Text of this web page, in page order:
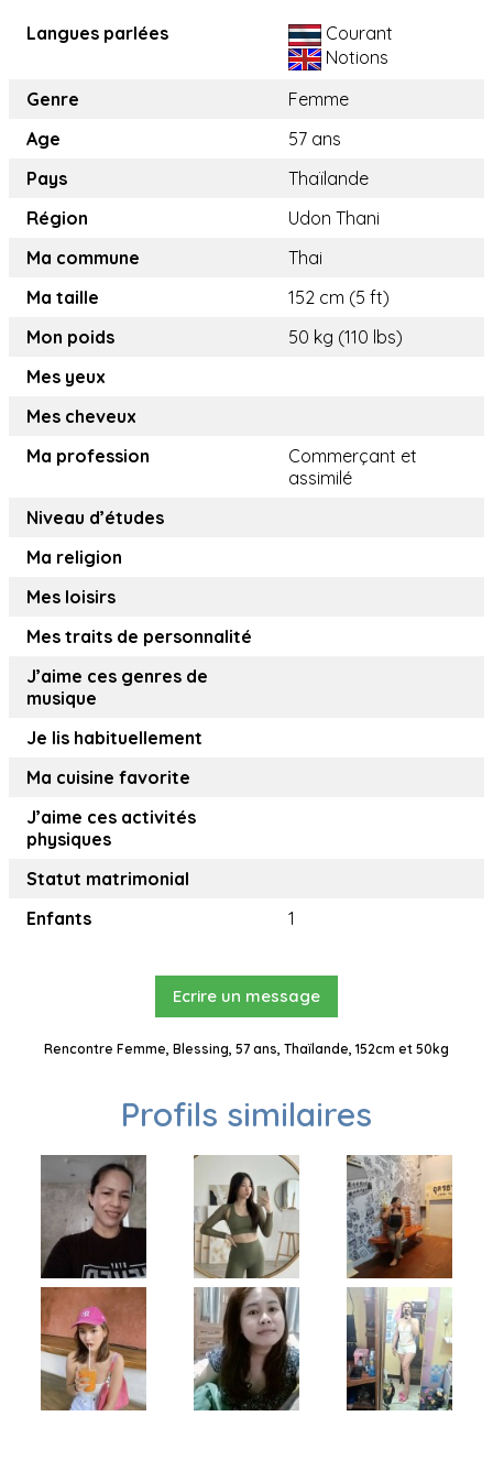
Langues parlées
Courant
Notions
Genre
Femme
Age
57 ans
Pays
Thaïlande
Région
Udon Thani
Ma commune
Thai
Ma taille
152 cm (5 ft)
Mon poids
50 kg (110 lbs)
Mes yeux
Mes cheveux
Ma profession
Commerçant et
assimilé
Niveau d’études
Ma religion
Mes loisirs
Mes traits de personnalité
J’aime ces genres de
musique
Je lis habituellement
Ma cuisine favorite
J’aime ces activités
physiques
Statut matrimonial
Enfants
1
Ecrire un message
Rencontre Femme, Blessing, 57 ans, Thaïlande, 152cm et 50kg
Profils similaires